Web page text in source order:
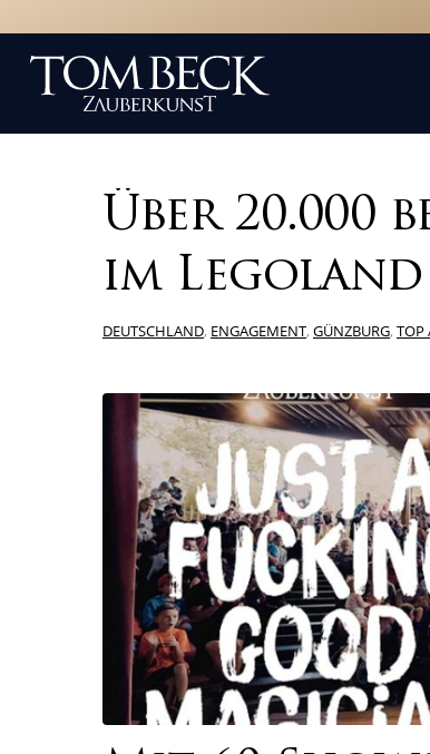
Über 20.000
im Legoland
DEUTSCHLAND, ENGAGEMENT,GÜNZBURG,TOP